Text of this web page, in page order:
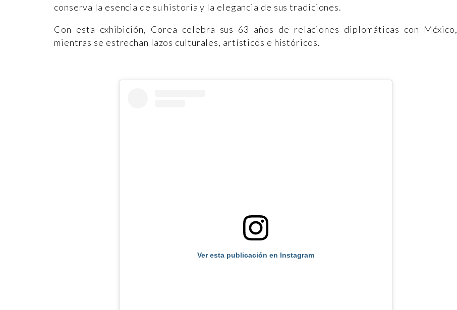
conserva la esencia de su historia y la elegancia de sus tradiciones.
Con esta exhibición, Corea celebra sus 63 años de relaciones diplomáticas con México,
mientras se estrechan lazos culturales, artísticos e históricos.
Ver esta publicación en Instagram